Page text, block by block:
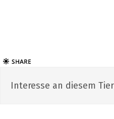
Interesse an diesem